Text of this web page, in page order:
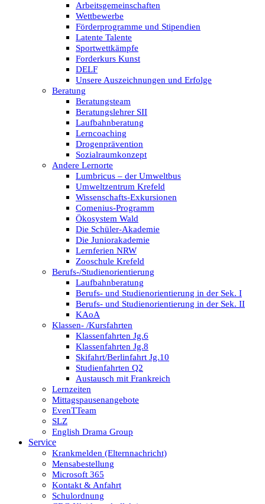
Arbeitsgemeinschaften
Wettbewerbe
Förderprogramme und Stipendien
Latente Talente
Sportwettkämpfe
Forderkurs Kunst
DELF
Unsere Auszeichnungen und Erfolge
Beratung
Beratungsteam
Beratungslehrer SII
Laufbahnberatung
Lerncoaching
Drogenprävention
Sozialraumkonzept
Andere Lernorte
Lumbricus – der Umweltbus
Umweltzentrum Krefeld
Wissenschafts-Exkursionen
Comenius-Programm
Ökosystem Wald
Die Schüler-Akademie
Die Juniorakademie
Lernferien NRW
Zooschule Krefeld
Berufs-/Studienorientierung
Laufbahnberatung
Berufs- und Studienorientierung in der Sek. I
Berufs- und Studienorientierung in der Sek. II
KAoA
Klassen- /Kursfahrten
Klassenfahrten Jg.6
Klassenfahrten Jg.8
Skifahrt/Berlinfahrt Jg.10
Studienfahrten Q2
Austausch mit Frankreich
Lernzeiten
Mittagspausenangebote
EvenTTeam
SLZ
English Drama Group
Service
Krankmelden (Elternnachricht)
Mensabestellung
Microsoft 365
Kontakt & Anfahrt
Schulordnung